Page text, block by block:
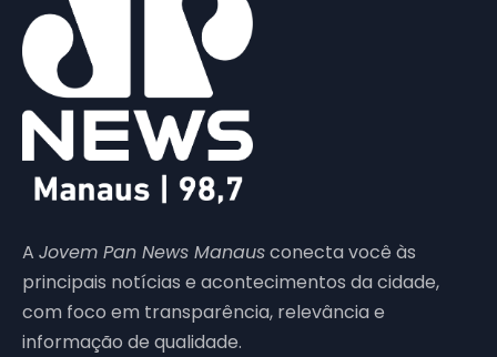
A Jovem Pan News Manausconecta você às
principais notícias e acontecimentos da cidade,
com foco em transparência, relevância e
informação de qualidade.